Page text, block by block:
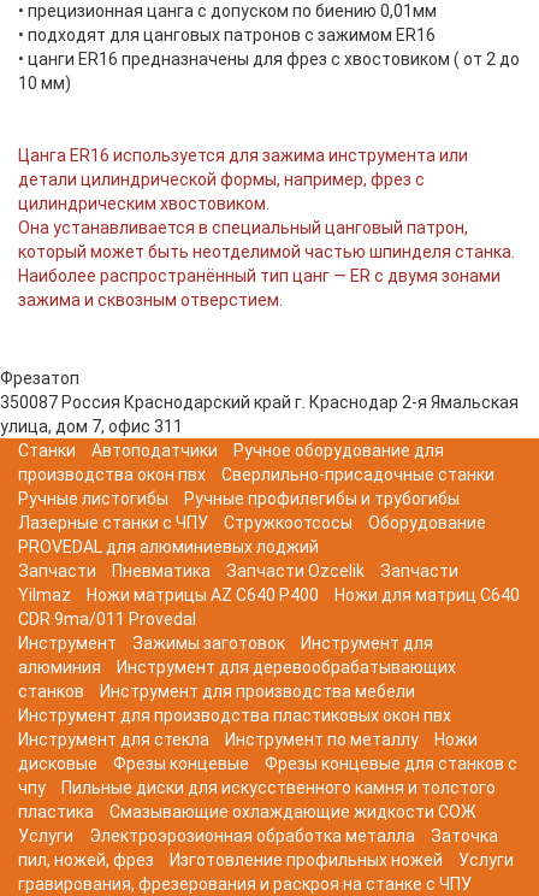
• прецизионная цанга с допуском по биению 0,01мм
• подходят для цанговых патронов с зажимом ER16
• цанги ER16 предназначены для фрез с хвостовиком ( от 2 до
10 мм)
Цанга ER16 используется для зажима инструмента или
детали цилиндрической формы, например, фрез с
цилиндрическим хвостовиком.
Она устанавливается в специальный цанговый патрон,
который может быть неотделимой частью шпинделя станка.
Наиболее распространённый тип цанг — ER с двумя зонами
зажима и сквозным отверстием.
Фрезатоп
350087 Россия Краснодарский край г. Краснодар 2-я Ямальская
улица, дом 7, офис 311
Станки
Автоподатчики
Ручное оборудование для
производства окон пвх
Сверлильно-присадочные станки
Ручные листогибы
Ручные профилегибы и трубогибы
Лазерные станки с ЧПУ
Стружкоотсосы
Оборудование
PROVEDAL для алюминиевых лоджий
Запчасти
Пневматика Запчасти Ozcelik
Запчасти
Yilmaz
Ножи матрицы AZ C640 P400
Ножи для матриц C640
CDR 9ma/011 Provedal
Инструмент
Зажимы заготовок
Инструмент для
алюминия
Инструмент для деревообрабатывающих
станков
Инструмент для производства мебели
Инструмент для производства пластиковых окон пвх
Инструмент для стекла
Инструмент по металлу
Ножи
дисковые
Фрезы концевые
Фрезы концевые для станков с
чпу
Пильные диски для искусственного камня и толстого
пластика
Смазывающие охлаждающие жидкости СОЖ
Услуги
Электроэрозионная обработка металла
Заточка
пил, ножей, фрез
Изготовление профильных ножей
Услуги
гравирования, фрезерования и раскроя на станке с ЧПУ